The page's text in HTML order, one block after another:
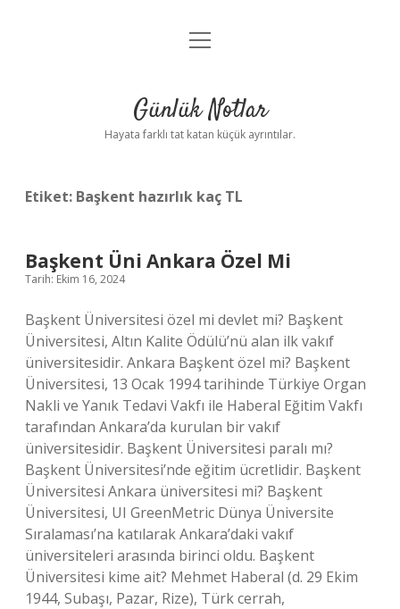
Anasayfa
Yasal Uyarı
menüyü
Günlük Notlar
Hayata farklı tat katan küçük ayrıntılar.
Etiket: Başkent hazırlık kaç TL
Başkent Üni Ankara Özel Mi
Tarih: Ekim 16, 2024
Başkent Üniversitesi özel mi devlet mi? Başkent
Üniversitesi, Altın Kalite Ödülü’nü alan ilk vakıf
üniversitesidir. Ankara Başkent özel mi? Başkent
Üniversitesi, 13 Ocak 1994 tarihinde Türkiye Organ
Nakli ve Yanık Tedavi Vakfı ile Haberal Eğitim Vakfı
tarafından Ankara’da kurulan bir vakıf
üniversitesidir. Başkent Üniversitesi paralı mı?
Başkent Üniversitesi’nde eğitim ücretlidir. Başkent
Üniversitesi Ankara üniversitesi mi? Başkent
Üniversitesi, UI GreenMetric Dünya Üniversite
Sıralaması’na katılarak Ankara’daki vakıf
üniversiteleri arasında birinci oldu. Başkent
Üniversitesi kime ait? Mehmet Haberal (d. 29 Ekim
1944, Subaşı, Pazar, Rize), Türk cerrah,